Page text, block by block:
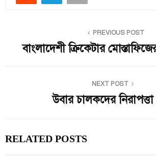
PREVIOUS POST
বাংলাদেশী ক্রিকেটার
NEXT POST
উবার চালকদের
RELATED POSTS